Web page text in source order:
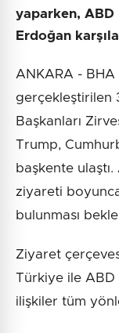
yaparken, ABD
Erdoğan
ANKARA -
gerçekleştirilen
Başkanları
Trump,
başkente
ziyareti
bulunması
Ziyaret
Türkiye ile ABD
ilişkiler tüm